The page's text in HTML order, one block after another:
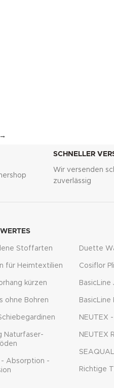
→
SCHNELLER
Wir versenden
zuverlässig
Stoffarten
für Heimtextilien
kürzen
ohne Bohren
Naturfaser-
- Absorption -
Duette
Cosiflor
BasicLine
BasicLine
NEUTEX
NEUTEX
Richtige